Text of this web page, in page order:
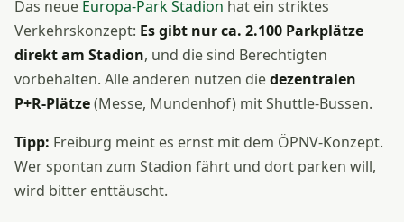
Das neue Europa-Park Stadion hat ein striktes
Verkehrskonzept: Es gibt nur ca. 2.100 Parkplätze
direkt am Stadion, und die sind Berechtigten
vorbehalten. Alle anderen nutzen diedezentralen
P+R-Plätze(Messe, Mundenhof) mit Shuttle-Bussen.
Tipp: Freiburg meint es ernst mit dem ÖPNV-Konzept.
Wer spontan zum Stadion fährt und dort parken will,
wird bitter enttäuscht.